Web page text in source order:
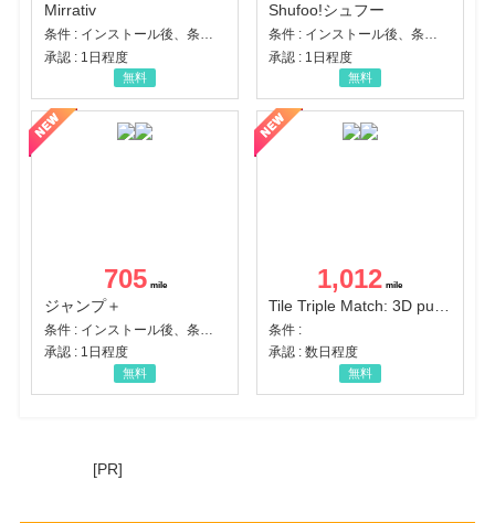
Mirrativ
条件 : インストール後、条件達成
承認 : 1日程度
無料
Shufoo!シュフー
条件 : インストール後、条件達成
承認 : 1日程度
無料
705
ジャンプ＋
承認 : 1日程度
無料
1,012
条件 :
承認 : 数日程度
無料
[PR]